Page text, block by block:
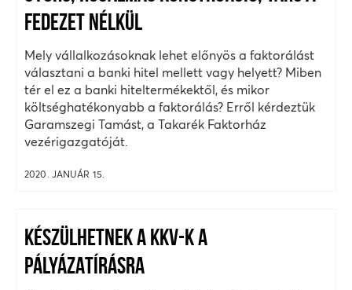
FEDEZET NÉLKÜL
Mely vállalkozásoknak lehet előnyös a faktorálást
választani a banki hitel mellett vagy helyett? Miben
tér el ez a banki hiteltermékektől, és mikor
költséghatékonyabb a faktorálás? Erről kérdeztük
Garamszegi Tamást, a Takarék Faktorház
vezérigazgatóját.
2020. JANUÁR 15.
KÉSZÜLHETNEK A KKV-K A
PÁLYÁZATÍRÁSRA